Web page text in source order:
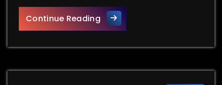
Continue ReadingOntdek de Voordelen van